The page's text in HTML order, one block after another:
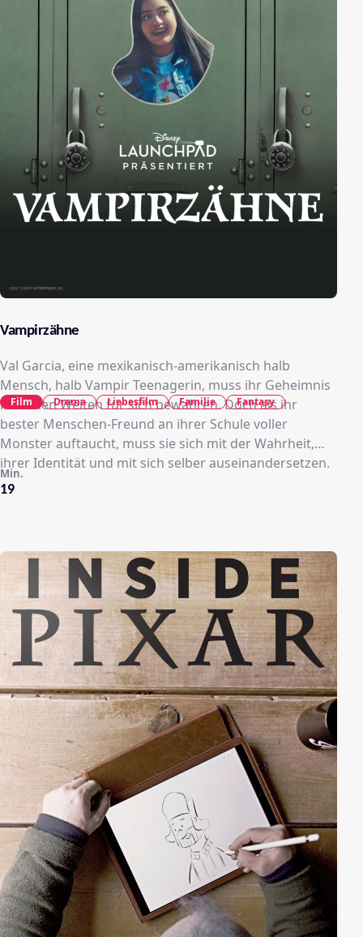
Vampirzähne
Val Garcia, eine mexikanisch-amerikanisch halb
Mensch, halb Vampir Teenagerin, muss ihr Geheimnis
in beiden Welten für sich bewahren. Doch als ihr
bester Menschen-Freund an ihrer Schule voller
Monster auftaucht, muss sie sich mit der Wahrheit,
ihrer Identität und mit sich selber auseinandersetzen.
19
Min.
Film Drama Liebesfilm Familie Fantasy